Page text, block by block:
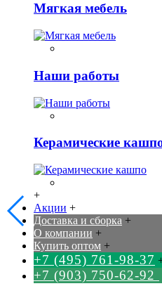
Мягкая мебель
Наши работы
Керамические
+
Акции +
Доставка и сборка +
О компании +
Купить оптом +
+7 (495) 761-98-37
+7 (903) 750-62-92